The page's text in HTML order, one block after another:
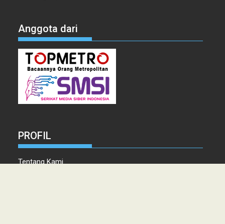
Anggota dari
PROFIL
Tentang Kami